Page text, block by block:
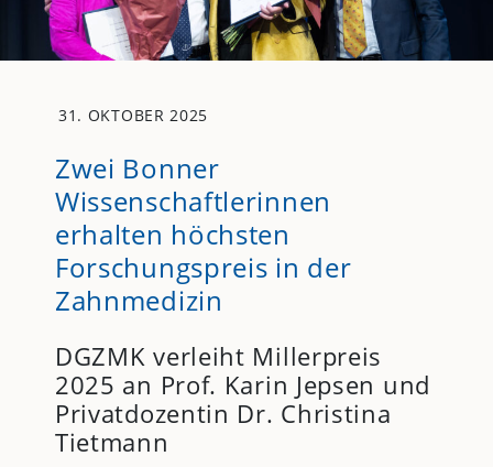
31. OKTOBER 2025
Zwei Bonner
Wissenschaftlerinnen
erhalten höchsten
Forschungspreis in der
Zahnmedizin
DGZMK verleiht Millerpreis
2025 an Prof. Karin Jepsen und
Privatdozentin Dr. Christina
Tietmann